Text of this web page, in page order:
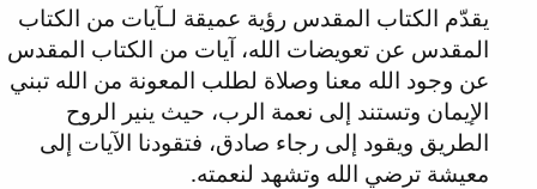
يقدّم الكتاب المقدس رؤية عميقة لـآيات من الكتاب
المقدس عن تعويضات الله، آيات من الكتاب المقدس
عن وجود الله معنا وصلاة لطلب المعونة من الله تبني
الإيمان وتستند إلى نعمة الرب، حيث ينير الروح
الطريق ويقود إلى رجاء صادق، فتقودنا الآيات إلى
معيشة ترضي الله وتشهد لنعمته.